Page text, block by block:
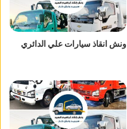
ونش انقاذ سيارات علي الدائري